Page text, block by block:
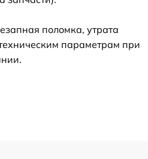
поломка, утрата
параметрам при